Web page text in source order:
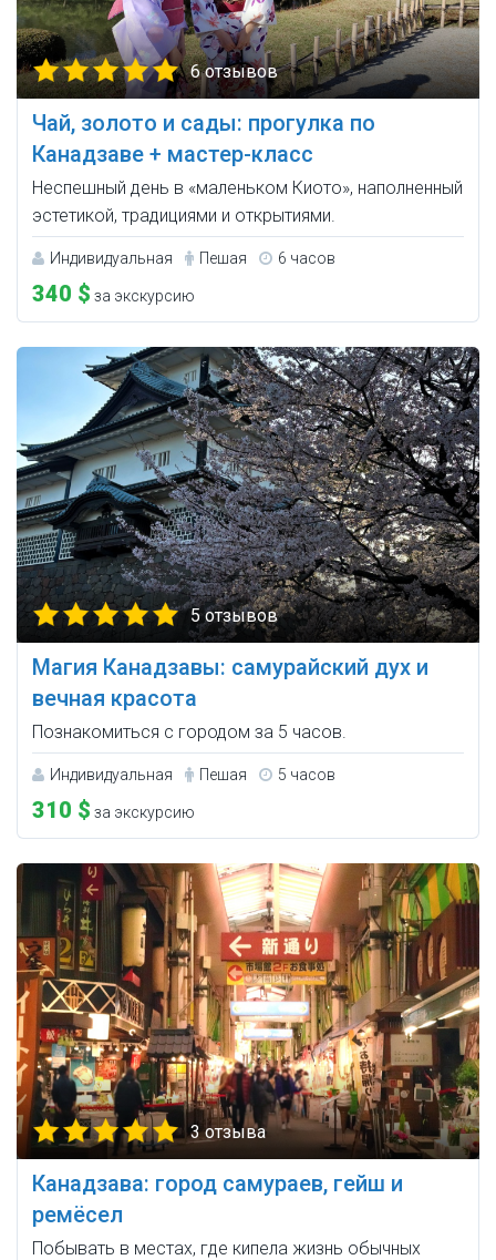
6 отзывов
Чай, золото и сады: прогулка по
Канадзаве + мастер-класс
Неспешный день в «маленьком Киото», наполненный
эстетикой, традициями и открытиями.
Индивидуальная Пешая 6 часов
340 $ за экскурсию
5 отзывов
Магия Канадзавы: самурайский дух и
вечная красота
Познакомиться с городом за 5 часов.
Индивидуальная Пешая 5 часов
310 $ за экскурсию
3 отзыва
Канадзава: город самураев, гейш и
ремёсел
Побывать в местах, где кипела жизнь обычных